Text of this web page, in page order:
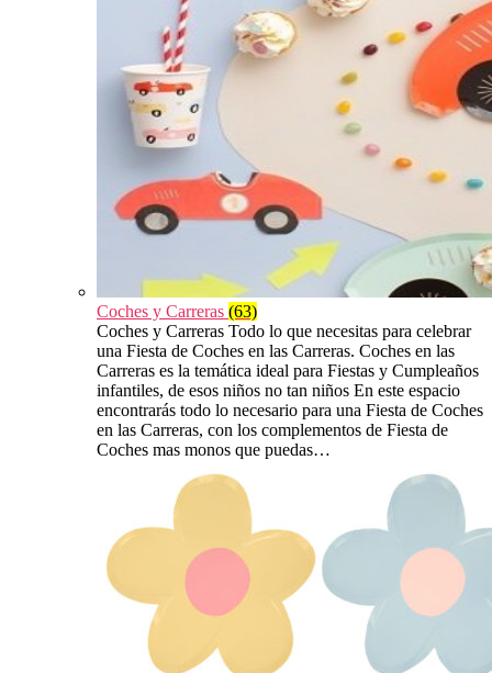
Coches y Carreras (63)
Coches y Carreras Todo lo que necesitas para celebrar
una Fiesta de Coches en las Carreras. Coches en las
Carreras es la temática ideal para Fiestas y Cumpleaños
infantiles, de esos niños no tan niños En este espacio
encontrarás todo lo necesario para una Fiesta de Coches
en las Carreras, con los complementos de Fiesta de
Coches mas monos que puedas…